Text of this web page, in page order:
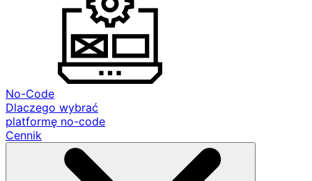
No-Code
Dlaczego wybrać
platformę no-code
Cennik